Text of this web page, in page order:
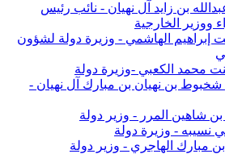
بن زايد آل نهيان - نائب رئيس
ووزير الخارجية
إبراهيم الهاشمي - وزيرة دولة لشؤون
محمد الكعبي -وزيرة دولة
شخبوط بن نهيان بن مبارك آل نهيان -
شاهين المرر - وزير دولة
نسيبه - وزيرة دولة
مبارك الهاجري - وزير دولة